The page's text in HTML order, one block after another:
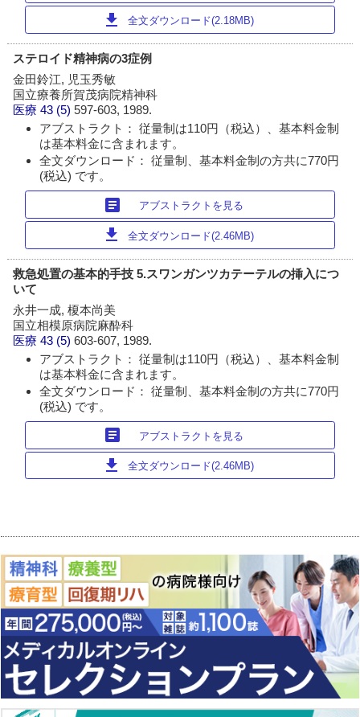
download 全文ダウンロード(2.18MB)
ステロイド精神病の3症例
金田鈴江, 児玉秀敏
国立療養所賀茂病院精神科
医療 43 (5)597-603, 1989.
アブストラクト： 従量制は110円（税込）、基本料金制
は基本料金に含まれます。
全文ダウンロード： 従量制、基本料金制の方共に770円
(税込) です。
article アブストラクトを見る
download 全文ダウンロード(2.46MB)
救急処置の基本的手技 5.スワンガンツカテーテルの挿入につ
いて
永井一成, 榎本尚美
国立相模原病院麻酔科
医療 43 (5)603-607, 1989.
アブストラクト： 従量制は110円（税込）、基本料金制
は基本料金に含まれます。
全文ダウンロード： 従量制、基本料金制の方共に770円
(税込) です。
article アブストラクトを見る
download 全文ダウンロード(2.46MB)